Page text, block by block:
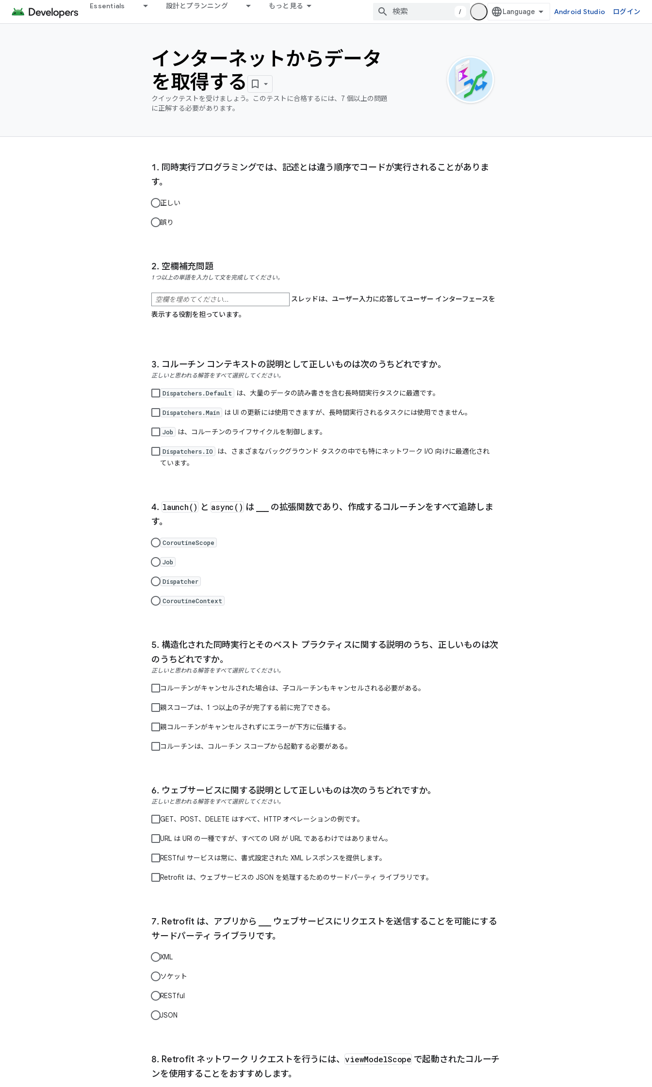
Essentials 設計とプランニング もっと見る
/ Android Studio ログイン
インターネットからデータ
を取得する
クイックテストを受けましょう。このテストに合格するには、7 個以上の問題
に正解する必要があります。
同時実行プログラミングでは、記述とは違う順序でコードが実行されることがありま
す。
正しい
誤り
空欄補充問題
1 つ以上の単語を入力して文を完成してください。
スレッドは、ユーザー入力に応答してユーザー インターフェースを
表示する役割を担っています。
コルーチン コンテキストの説明として正しいものは次のうちどれですか。
正しいと思われる解答をすべて選択してください。
Dispatchers.Default は、大量のデータの読み書きを含む長時間実行タスクに最適です。
Dispatchers.Main は UI の更新には使用できますが、長時間実行されるタスクには使用できません。
Job は、コルーチンのライフサイクルを制御します。
Dispatchers.IO
は、さまざまなバックグラウンド タスクの中でも特にネットワーク I/O 向けに最適化され
ています。
launch() と async() は ___ の拡張関数であり、作成するコルーチンをすべて追跡しま
す。
CoroutineScope
Job
Dispatcher
CoroutineContext
構造化された同時実行とそのベスト プラクティスに関する説明のうち、正しいものは次
のうちどれですか。
正しいと思われる解答をすべて選択してください。
コルーチンがキャンセルされた場合は、子コルーチンもキャンセルされる必要がある。
親スコープは、1 つ以上の子が完了する前に完了できる。
親コルーチンがキャンセルされずにエラーが下方に伝播する。
コルーチンは、コルーチン スコープから起動する必要がある。
ウェブサービスに関する説明として正しいものは次のうちどれですか。
正しいと思われる解答をすべて選択してください。
GET、POST、DELETE はすべて、HTTP オペレーションの例です。
URL は URI の一種ですが、すべての URI が URL であるわけではありません。
RESTful サービスは常に、書式設定された XML レスポンスを提供します。
Retrofit は、ウェブサービスの JSON を処理するためのサードパーティ ライブラリです。
Retrofit は、アプリから ___ ウェブサービスにリクエストを送信することを可能にする
サードパーティ ライブラリです。
XML
ソケット
RESTful
JSON
Retrofit ネットワーク リクエストを行うには、 viewModelScope で起動されたコルーチ
ンを使用することをおすすめします。